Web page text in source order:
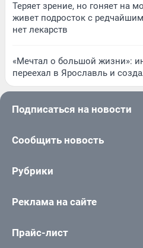
Теряет зрение, но гоняет на
живет подросток с
нет лекарств
«Мечтал о большой жизни»:
переехал в Ярославль и
Подписаться на новости
Сообщить новость
Рубрики
Реклама на сайте
Прайс-лист